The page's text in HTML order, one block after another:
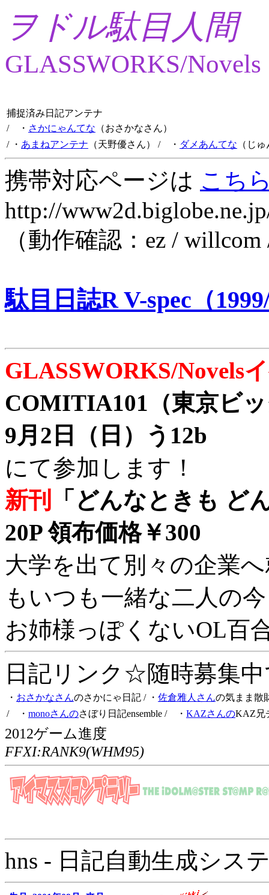
ヲドル駄目人間
GLASSWORKS/Novels
捕捉済み日記アンテナ
/ ・ さかにゃんてな （おさかなさん）
/ ・ あまねアンテナ （天野優さん） / ・ ダメあんてな （じ
携帯対応ページは こち
http://
（動作確認：ez /
駄目日誌R V-spec（
GLASSWORKS/Novels
COMITIA101（東京ビ
9月2日（日）う12b
にて参加します！
新刊
「どんなときも ど
20P 領布価格￥300
大学を出て別々の企業
もいつも一緒な二人の
お姉様っぽくないOL百
日記リンク☆随時募集
・ おさかなさんのさかにゃ日記 / ・ 佐倉雅人さんの気まま散
/ ・ monoさんのさぼり日記ensemble / ・ KAZさんのKAZ兄
2012ゲーム進度
FFXI:RANK9(WHM95)
hns - 日記自動生成シス